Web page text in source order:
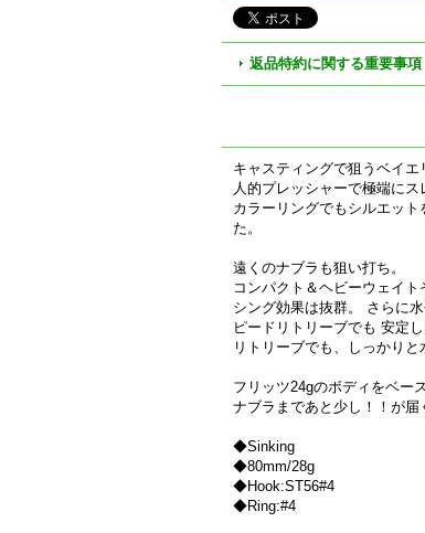
返品特約に関する重要事項
キャスティングで狙うベイ
人的プレッシャーで極端に
カラーリングでもシルエッ
た。
遠くのナブラも狙い打ち。
コンパクト＆ヘビーウェイ
シング効果は抜群。 さらに
ピードリトリーブでも 安定
リトリーブでも、しっかりと
フリッツ24gのボディをベー
ナブラまであと少し！！が届
◆Sinking
◆80mm/28g
◆Hook:ST56#4
◆Ring:#4